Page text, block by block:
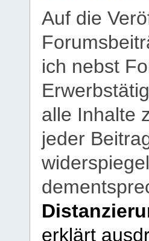
Auf die
ich nebst
alle Inhalte
jeder
erklärt